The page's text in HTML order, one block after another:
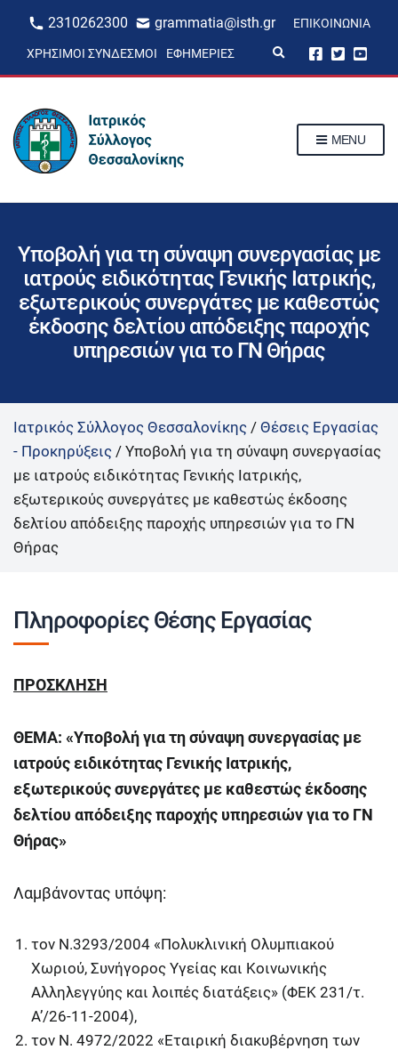
2310262300 grammatia@isth.gr ΕΠΙΚΟΙΝΩΝΊΑ
ΧΡΉΣΙΜΟΙ ΣΎΝΔΕΣΜΟΙ ΕΦΗΜΕΡΊΕΣ
p
m
MENU
Υποβολή για τη σύναψη συνεργασίας με
ιατρoύς ειδικότητας Γενικής Ιατρικής,
εξωτερικούς συνεργάτες με καθεστώς
έκδοσης δελτίου απόδειξης παροχής
υπηρεσιών για το ΓΝ Θήρας
Ιατρικός Σύλλογος Θεσσαλονίκης / Θέσεις Εργασίας
- Προκηρύξεις / Υποβολή για τη σύναψη συνεργασίας
με ιατρoύς ειδικότητας Γενικής Ιατρικής,
εξωτερικούς συνεργάτες με καθεστώς έκδοσης
δελτίου απόδειξης παροχής υπηρεσιών για το ΓΝ
Θήρας
Πληροφορίες Θέσης Εργασίας
ΠΡΟΣΚΛΗΣΗ
ΘΕΜΑ: «Υποβολή για τη σύναψη συνεργασίας με
ιατρoύς ειδικότητας Γενικής Ιατρικής,
εξωτερικούς συνεργάτες με καθεστώς έκδοσης
δελτίου απόδειξης παροχής υπηρεσιών για το ΓΝ
Θήρας»
Λαμβάνοντας υπόψη:
τον Ν.3293/2004 «Πολυκλινική Ολυμπιακού
Χωριού, Συνήγορος Υγείας και Κοινωνικής
Αλληλεγγύης και λοιπές διατάξεις» (ΦΕΚ 231/τ.
Α’/26-11-2004),
τον Ν. 4972/2022 «Εταιρική διακυβέρνηση των